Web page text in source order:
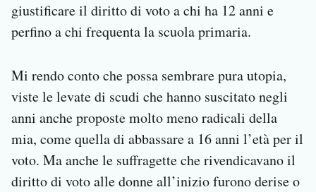
giustificare il diritto di voto a chi ha 12 anni e
perfino a chi frequenta la scuola primaria.
Mi rendo conto che possa sembrare pura utopia,
viste le levate di scudi che hanno suscitato negli
anni anche proposte molto meno radicali della
mia, come quella di abbassare a 16 anni l’età per il
voto. Ma anche le suffragette che rivendicavano il
diritto di voto alle donne all’inizio furono derise o